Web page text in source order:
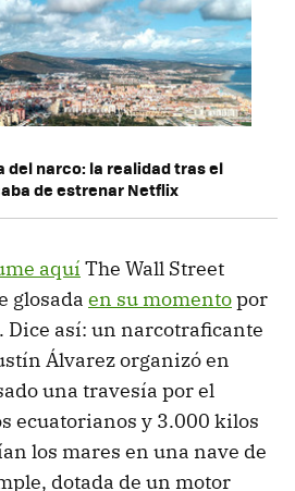
del narco: la realidad tras el
de estrenar Netflix
aquí The Wall Street
glosada en su momentopor
Dice así: un narcotraficante
Álvarez organizó en
una travesía por el
ecuatorianos y 3.000 kilos
los mares en una nave de
dotada de un motor